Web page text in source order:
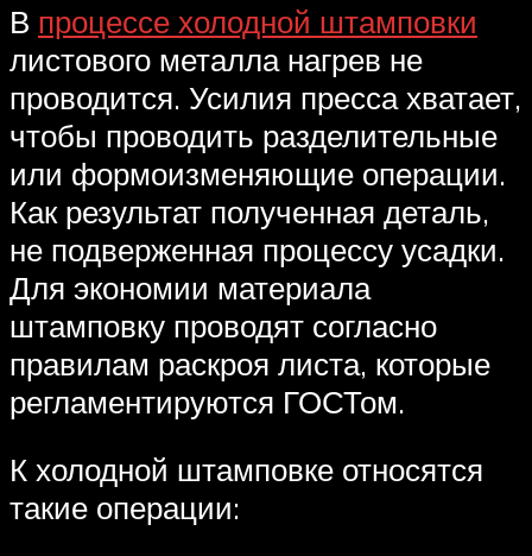
В процессе холодной штамповки
листового металла нагрев не
проводится. Усилия пресса хватает,
чтобы проводить разделительные
или формоизменяющие операции.
Как результат полученная деталь,
не подверженная процессу усадки.
Для экономии материала
штамповку проводят согласно
правилам раскроя листа, которые
регламентируются ГОСТом.
К холодной штамповке относятся
такие операции: